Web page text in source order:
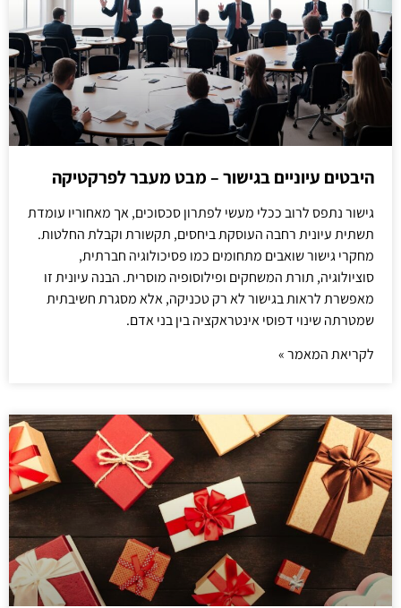
היבטים עיוניים בגישור – מבט מעבר לפרקטיקה
גישור נתפס לרוב ככלי מעשי לפתרון סכסוכים, אך מאחוריו עומדת
תשתית עיונית רחבה העוסקת ביחסים, תקשורת וקבלת החלטות.
מחקרי גישור שואבים מתחומים כמו פסיכולוגיה חברתית,
סוציולוגיה, תורת המשחקים ופילוסופיה מוסרית. הבנה עיונית זו
מאפשרת לראות בגישור לא רק טכניקה, אלא מסגרת חשיבתית
שמטרתה שינוי דפוסי אינטראקציה בין בני אדם.
לקריאת המאמר »